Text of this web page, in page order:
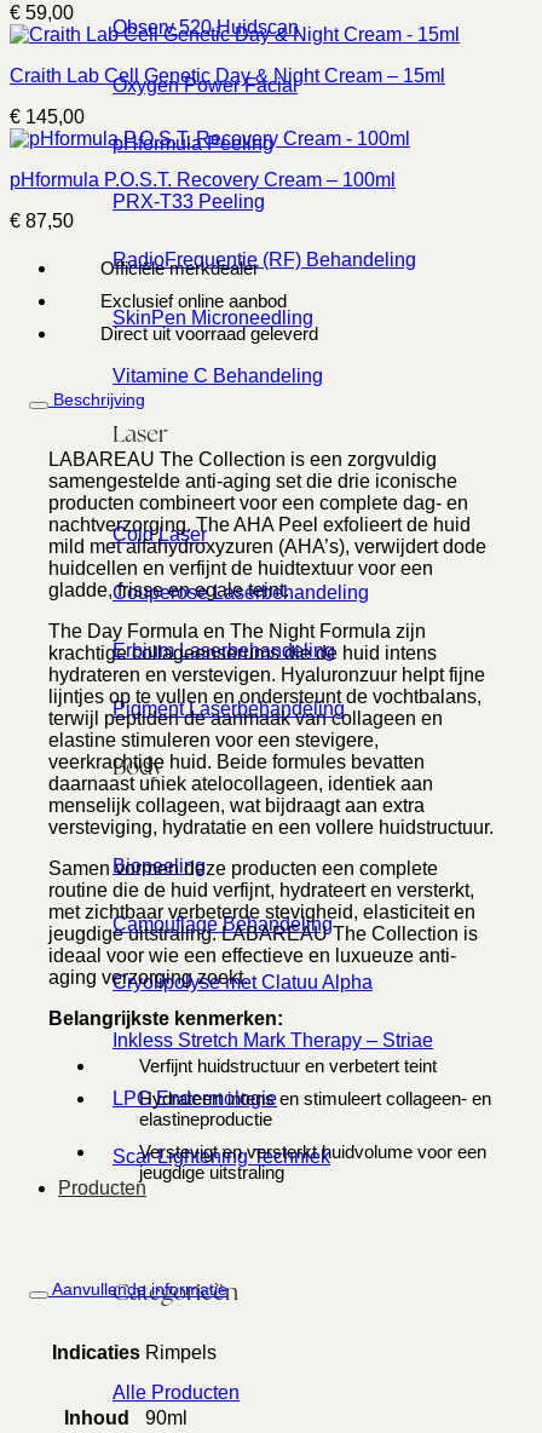
Observ 520 Huidscan
Oxygen Power Facial
pHformula Peeling
PRX-T33 Peeling
RadioFrequentie (RF) Behandeling
SkinPen Microneedling
Vitamine C Behandeling
Laser
Cold Laser
Couperose Laserbehandeling
Erbium Laserbehandeling
Pigment Laserbehandeling
Body
Biopeeling
Camouflage Behandeling
Cryolipolyse met Clatuu Alpha
Inkless Stretch Mark Therapy – Striae
LPG Endermologie
Scar Lightening Techniek
Producten
Categorieën
Alle Producten
€ 59,00
Craith Lab Cell Genetic Day & Night Cream – 15ml
€ 145,00
pHformula P.O.S.T. Recovery Cream – 100ml
€ 87,50
Officiële merkdealer
Exclusief online aanbod
Direct uit voorraad geleverd
Beschrijving
LABAREAU The Collection is een zorgvuldig
samengestelde anti-aging set die drie iconische
producten combineert voor een complete dag- en
nachtverzorging. The AHA Peel exfolieert de huid
mild met alfahydroxyzuren (AHA’s), verwijdert dode
huidcellen en verfijnt de huidtextuur voor een
gladde, frisse en egale teint.
The Day Formula en The Night Formula zijn
krachtige collageenserums die de huid intens
hydrateren en verstevigen. Hyaluronzuur helpt fijne
lijntjes op te vullen en ondersteunt de vochtbalans,
terwijl peptiden de aanmaak van collageen en
elastine stimuleren voor een stevigere,
veerkrachtige huid. Beide formules bevatten
daarnaast uniek atelocollageen, identiek aan
menselijk collageen, wat bijdraagt aan extra
versteviging, hydratatie en een vollere huidstructuur.
Samen vormen deze producten een complete
routine die de huid verfijnt, hydrateert en versterkt,
met zichtbaar verbeterde stevigheid, elasticiteit en
jeugdige uitstraling. LABAREAU The Collection is
ideaal voor wie een effectieve en luxueuze anti-
aging verzorging zoekt.
Belangrijkste kenmerken:
Verfijnt huidstructuur en verbetert teint
Hydrateert intens en stimuleert collageen- en
elastineproductie
Verstevigt en versterkt huidvolume voor een
jeugdige uitstraling
Aanvullende informatie
Indicaties Rimpels
Inhoud 90ml